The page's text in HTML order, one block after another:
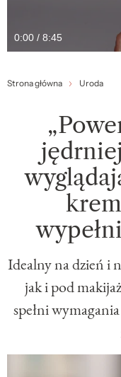
0:00 / 8:45
Strona główna Uroda
Idealny na dzień i
jak i pod
spełni